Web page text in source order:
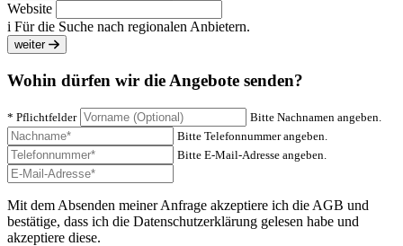
Website
i Für die Suche nach regionalen Anbietern.
weiter
Wohin dürfen wir die Angebote senden?
* Pflichtfelder
Bitte Nachnamen angeben.
Bitte Telefonnummer angeben.
Bitte E-Mail-Adresse angeben.
Mit dem Absenden meiner Anfrage akzeptiere ich die AGB und
bestätige, dass ich die Datenschutzerklärung gelesen habe und
akzeptiere diese.